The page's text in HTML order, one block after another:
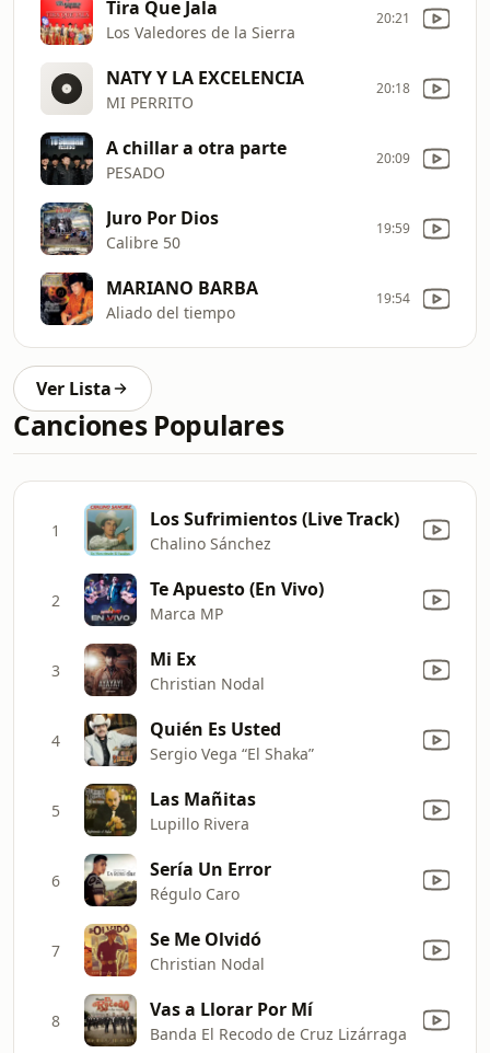
Tira Que Jala
Los Valedores de la Sierra
20:21
NATY Y LA EXCELENCIA
MI PERRITO
20:18
A chillar a otra parte
PESADO
20:09
Juro Por Dios
Calibre 50
19:59
MARIANO BARBA
Aliado del tiempo
19:54
Ver Lista
Canciones Populares
1 Los Sufrimientos (Live Track)
Chalino Sánchez
2 Te Apuesto (En Vivo)
Marca MP
3 Mi Ex
Christian Nodal
4 Quién Es Usted
Sergio Vega “El Shaka”
5 Las Mañitas
Lupillo Rivera
6 Sería Un Error
Régulo Caro
7 Se Me Olvidó
Christian Nodal
8 Vas a Llorar Por Mí
Banda El Recodo de Cruz Lizárraga